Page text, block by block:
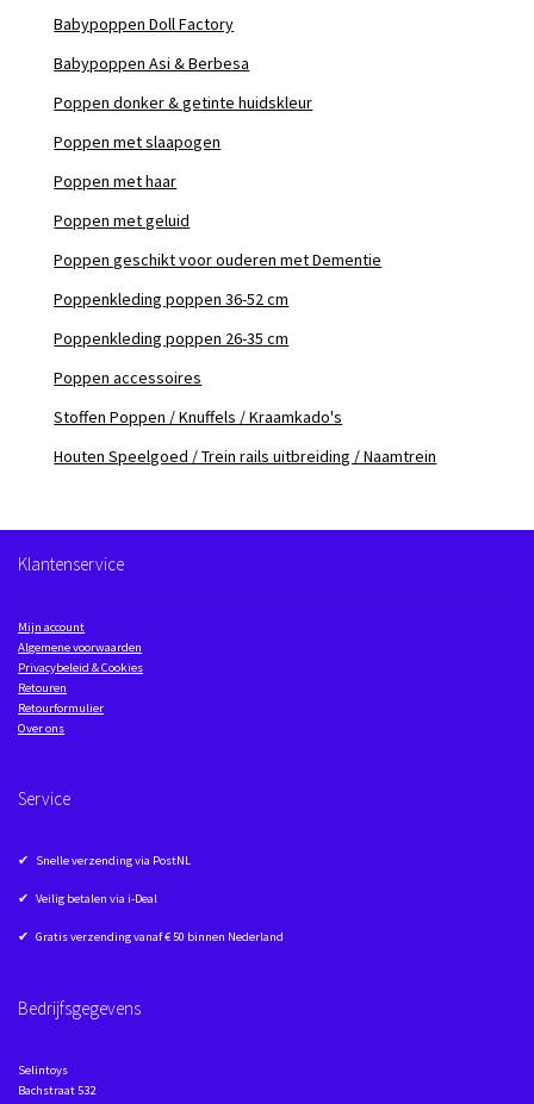
Babypoppen Doll Factory
Babypoppen Asi & Berbesa
Poppen donker & getinte huidskleur
Poppen met slaapogen
Poppen met haar
Poppen met geluid
Poppen geschikt voor ouderen met Dementie
Poppenkleding poppen 36-52 cm
Poppenkleding poppen 26-35 cm
Poppen accessoires
Stoffen Poppen / Knuffels / Kraamkado's
Houten Speelgoed / Trein rails uitbreiding / Naamtrein
Klantenservice
Mijn account
Algemene voorwaarden
Privacybeleid & Cookies
Retouren
Retourformulier
Over ons
Service
✔ Snelle verzending via PostNL
✔ Veilig betalen via i-Deal
✔ Gratis verzending vanaf € 50 binnen Nederland
Bedrijfsgegevens
Selintoys
Bachstraat 532